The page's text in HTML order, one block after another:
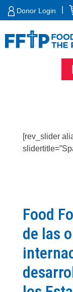
Skip
Donor Login
[rev_slider
Food
de las